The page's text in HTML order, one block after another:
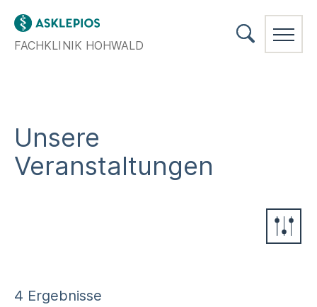
FACHKLINIK HOHWALD
Unsere
Veranstaltungen
4 Ergebnisse